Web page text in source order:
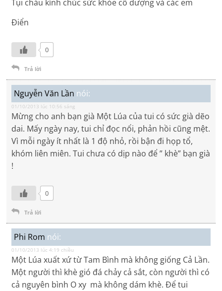
Tụi cháu kính chúc sức khỏe cô dượng và các em
Điển
0
Trả lời
Nguyễn Văn Lần nói:
01/10/2013 lúc 10:56 sáng
Mừng cho anh bạn già Một Lúa của tui có sức già dẽo
dai. Mấy ngày nay, tui chỉ đọc nổi, phản hồi cũng mệt.
Vì mỗi ngày ít nhất là 1 độ nhỏ, rồi bận đi họp tổ,
khóm liên miên. Tui chưa có dịp nào để ” khè” bạn già
!
0
Trả lời
Phi Rom nói:
01/10/2013 lúc 4:19 chiều
Một Lúa xuất xứ từ Tam Bình mà không giống Cả Lần.
Một người thì khè gió đá chảy cả sắt, còn người thì có
cả nguyên bình O xy mà không dám khè. Để tui